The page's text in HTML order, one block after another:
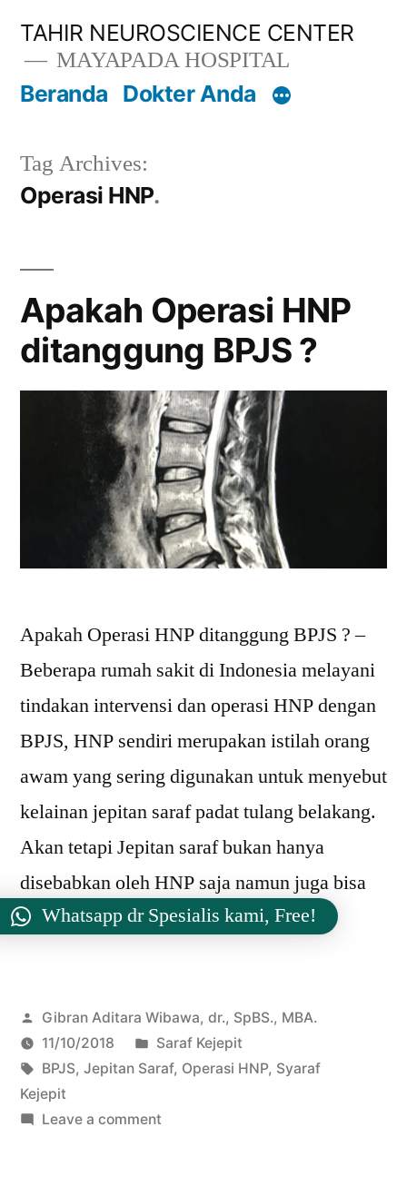
konten
TAHIR NEUROSCIENCE CENTER
MAYAPADA HOSPITAL
Beranda Dokter Anda
Tag Archives:
Operasi HNP
Apakah Operasi HNP
ditanggung BPJS ?
Apakah Operasi HNP ditanggung BPJS ? –
Beberapa rumah sakit di Indonesia melayani
tindakan intervensi dan operasi HNP dengan
BPJS, HNP sendiri merupakan istilah orang
awam yang sering digunakan untuk menyebut
kelainan jepitan saraf padat tulang belakang.
Akan tetapi Jepitan saraf bukan hanya
disebabkan oleh HNP saja namun juga bisa
terjadi akibat : jepitan oleh […]
Posted
by
Gibran Aditara Wibawa, dr., SpBS., MBA.
11/10/2018
Posted
in
Saraf Kejepit
Tags:
BPJS, Jepitan Saraf, Operasi HNP, Syaraf
Kejepit
Leave a commenton
Whatsapp dr Spesialis kami, Free!